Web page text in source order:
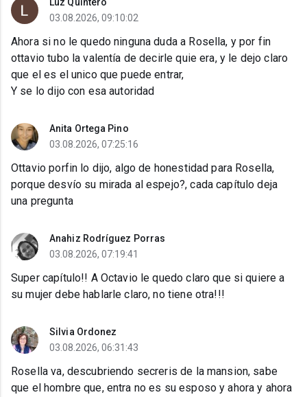
03.08.2026, 09:10:02
Ahora si no le quedo ninguna duda a Rosella, y por fin
ottavio tubo la valentía de decirle quie era, y le dejo claro
que el es el unico que puede entrar,
Y se lo dijo con esa autoridad
Anita Ortega Pino
03.08.2026, 07:25:16
Ottavio porfin lo dijo, algo de honestidad para Rosella,
porque desvío su mirada al espejo?, cada capítulo deja
una pregunta
Anahiz Rodríguez Porras
03.08.2026, 07:19:41
Super capítulo!! A Octavio le quedo claro que si quiere a
su mujer debe hablarle claro, no tiene otra!!!
Silvia Ordonez
03.08.2026, 06:31:43
Rosella va, descubriendo secreris de la mansion, sabe
que el hombre que, entra no es su esposo y ahora y ahora